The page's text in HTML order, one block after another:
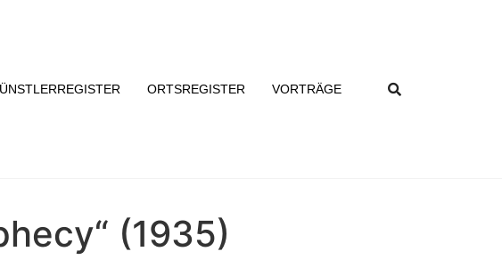
ORTSREGISTER VORTRÄGE
(1935)